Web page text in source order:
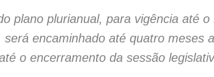
plano plurianual, para vigência até
será encaminhado até quatro meses
o encerramento da sessão